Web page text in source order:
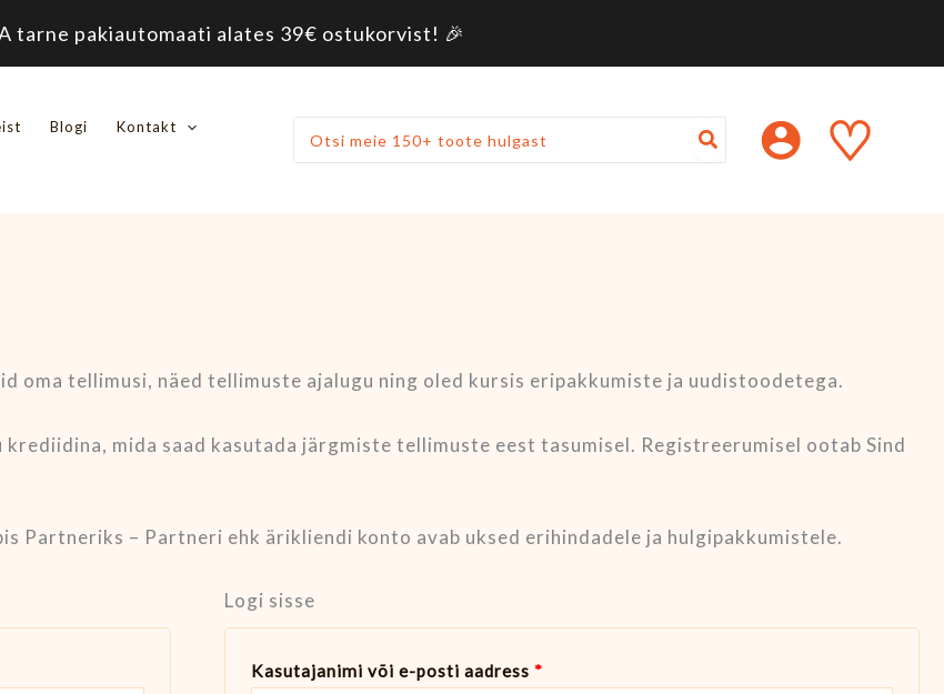
tarne pakiautomaati alates 39€ ostukorvist! 🎉
Blogi
Kontakt
♡
oma tellimusi, näed tellimuste ajalugu ning oled kursis eripakkumiste ja uudistoodetega.
mida saad kasutada järgmiste tellimuste eest tasumisel. Registreerumisel ootab Sind
Partneriks – Partneri ehk ärikliendi konto avab uksed erihindadele ja hulgipakkumistele.
Logi sisse
Kasutajanimi või e-posti aadress *